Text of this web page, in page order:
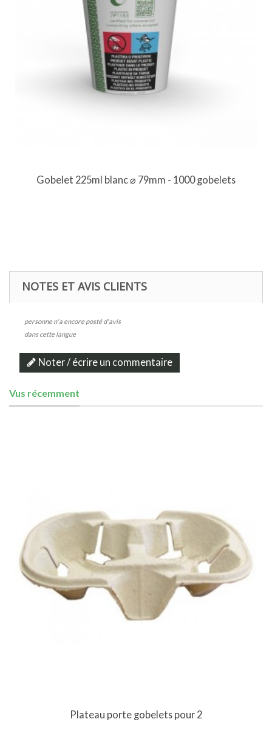
Gobelet 225ml blanc ⌀ 79mm - 1000 gobelets
NOTES ET AVIS CLIENTS
personne n'a encore posté d'avis
dans cette langue
Noter / écrire un commentaire
Vus récemment
Plateau porte gobelets pour 2